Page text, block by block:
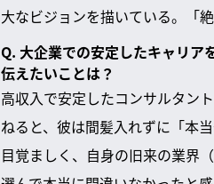
大なビジョンを描いている。「
Q. 大企業での安定したキャリア
伝えたいことは？
高収入で安定したコンサルタン
ねると、彼は間髪入れずに「本
目覚ましく、自身の旧来の業界